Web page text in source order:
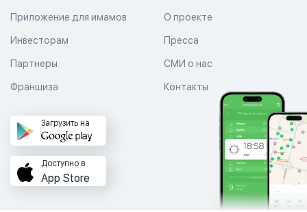
Приложение для имамов О проекте
Пресса
СМИ о нас
Контакты
Инвесторам
Партнеры
Франшиза
Загрузить на
Доступно в
App Store